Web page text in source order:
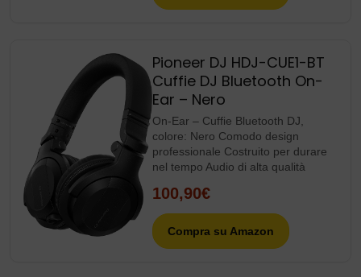
Pioneer DJ HDJ-CUE1-BT
Cuffie DJ Bluetooth On-
Ear – Nero
On-Ear – Cuffie Bluetooth DJ,
colore: Nero Comodo design
professionale Costruito per durare
nel tempo Audio di alta qualità
100,90€
Compra su Amazon